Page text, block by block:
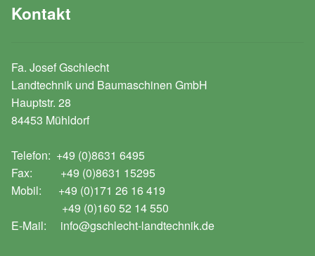
Kontakt
Fa. Josef Gschlecht
Landtechnik und Baumaschinen GmbH
Hauptstr. 28
84453 Mühldorf
Telefon: +49 (0)8631 6495
Fax: +49 (0)8631 15295
Mobil: +49 (0)171 26 16 419
+49 (0)160 52 14 550
E-Mail: info@gschlecht-landtechnik.de